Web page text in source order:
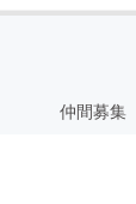
仲間募集